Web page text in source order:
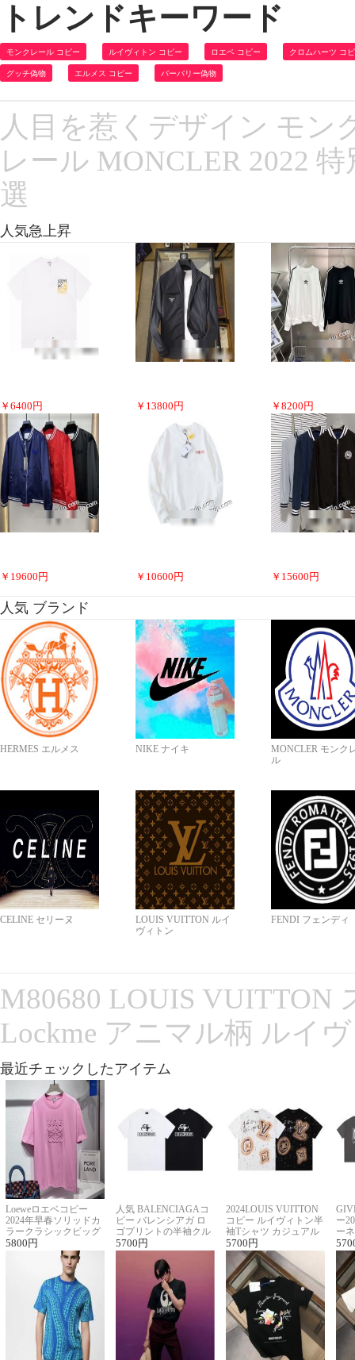
トレンドキーワード
モンクレール コピー ルイヴィトン コピー ロエベ コピー クロムハーツ コ
グッチ偽物 エルメス コピー バーバリー偽物
人目を惹くデザイン モン
レール MONCLER 2022
選
人気急上昇
￥ 6400 円 ￥ 13800 円 ￥ 8200 円
￥ 19600 円 ￥ 10600 円 ￥ 15600 円
人気 ブランド
HERMES エルメス NIKE ナイキ
MONCLER モンク
ル
CELINE セリーヌ
LOUIS VUITTON ルイ
ヴィトン
FENDI フェンディ
M80680 LOUIS VUITTON
Lockme アニマル柄 ルイ
最近チェックしたアイテム
Loeweロエベコピー
2024年早春ソリッドカ
ラークラシックビッグ
ロゴ刺繍Tシャツ
5800 円
人気 BALENCIAGAコ
ピー バレンシアガ ロ
ゴプリントの半袖クル
ーネックTシャツ
5700 円
2024LOUIS VUITTON
コピー ルイヴィトン半
袖Tシャツ カジュアル
に馴染む 2色展開
5700 円
ー
ー
ー